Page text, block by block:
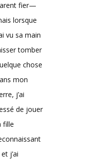
fier—
lorsque
vu sa main
tomber
chose
mon
j’ai
de jouer
fille
j’ai